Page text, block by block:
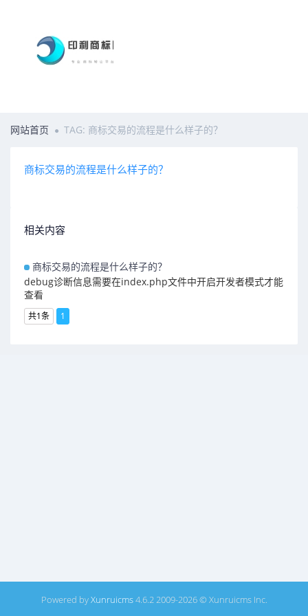
网站首页 TAG: 商标交易的流程是什么样子的？
商标交易的流程是什么样子的？
相关内容
商标交易的流程是什么样子的？
debug诊断信息需要在index.php文件中开启开发者模式才能
查看
共1条 1
Powered byXunruicms4.6.2 2009-2026 © Xunruicms Inc.